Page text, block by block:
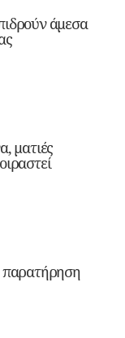
άμεσα
ματιές
παρατήρηση